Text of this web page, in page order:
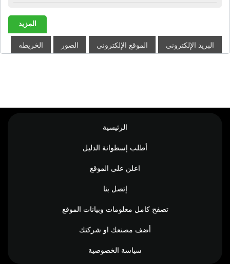
المزيد
البريد الإلكترونى الموقع الإلكترونى الصور الخريطه
الرئيسية
أطلب إسطوانة الدليل
اعلن على الموقع
إتصل بنا
تصفح كامل معلومات وبيانات الموقع
أضف مصنعك او شركتك
سياسة الخصوصية